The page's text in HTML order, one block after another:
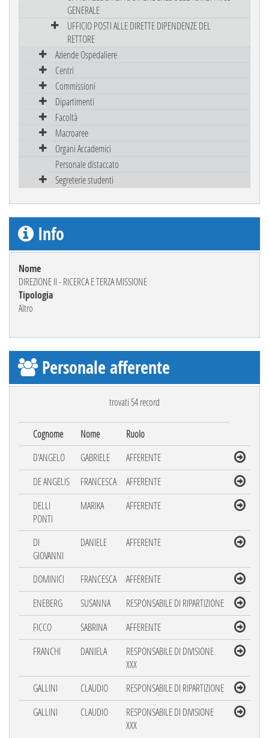
GENERALE
UFFICIO POSTI ALLE DIRETTE DIPENDENZE DEL
RETTORE
Aziende Ospedaliere
Centri
Commissioni
Dipartimenti
Facoltà
Macroaree
Organi Accademici
Personale distaccato
Segreterie studenti
Info
Nome
DIREZIONE II - RICERCA E TERZA MISSIONE
Tipologia
Altro
Personale afferente
trovati 54 record
Cognome Nome
Ruolo
D'ANGELO
GABRIELE
AFFERENTE
DE ANGELIS
FRANCESCA
AFFERENTE
DELLI
PONTI
MARIKA AFFERENTE
DI
GIOVANNI
DANIELE AFFERENTE
DOMINICI FRANCESCA
AFFERENTE
ENEBERG
SUSANNA
RESPONSABILE DI RIPARTIZIONE
FICCO
SABRINA
AFFERENTE
FRANCHI
DANIELA
RESPONSABILE DI DIVISIONE
XXX
GALLINI
CLAUDIO
RESPONSABILE DI RIPARTIZIONE
GALLINI
CLAUDIO
RESPONSABILE DI DIVISIONE
XXX